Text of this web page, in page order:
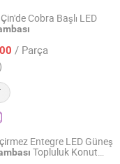
Cobra Başlı LED
/ Parça
Group Co., Ltd.
Entegre LED Güneş
Topluluk Konut